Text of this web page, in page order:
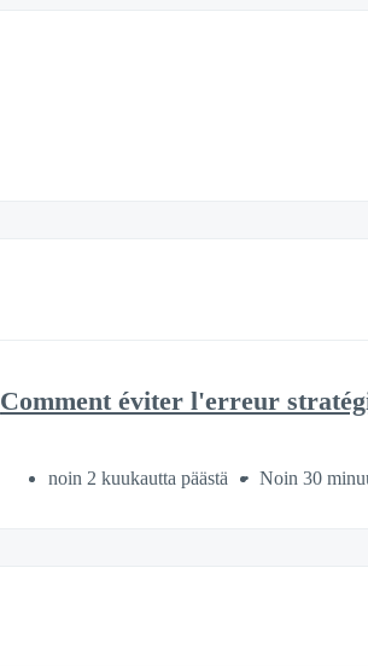
Comment éviter l'erreur
noin 2 kuukautta päästä Noin 30